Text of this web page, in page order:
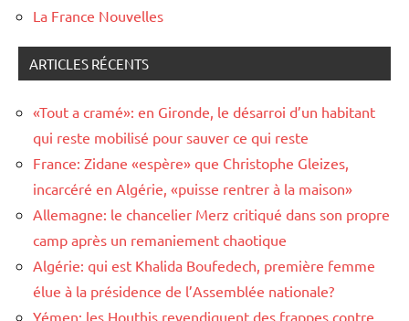
La France Nouvelles
ARTICLES RÉCENTS
«Tout a cramé»: en Gironde, le désarroi d’un habitant
qui reste mobilisé pour sauver ce qui reste
France: Zidane «espère» que Christophe Gleizes,
incarcéré en Algérie, «puisse rentrer à la maison»
Allemagne: le chancelier Merz critiqué dans son propre
camp après un remaniement chaotique
Algérie: qui est Khalida Boufedech, première femme
élue à la présidence de l’Assemblée nationale?
Yémen: les Houthis revendiquent des frappes contre